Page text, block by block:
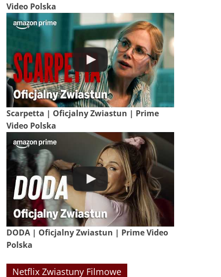
Video Polska
Scarpetta | Oficjalny Zwiastun | Prime
Video Polska
DODA | Oficjalny Zwiastun | Prime Video
Polska
Netflix Zwiastuny Filmowe